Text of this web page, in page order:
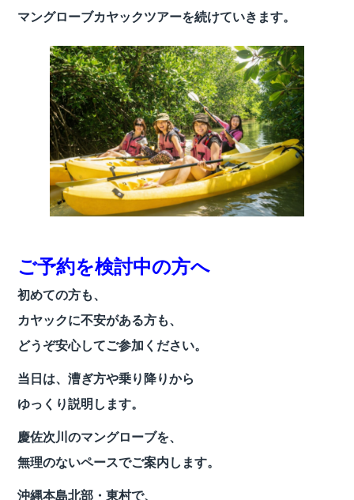
マングローブカヤックツアーを続けていきます。
ご予約を検討中の方へ
初めての方も、
カヤックに不安がある方も、
どうぞ安心してご参加ください。
当日は、漕ぎ方や乗り降りから
ゆっくり説明します。
慶佐次川のマングローブを、
無理のないペースでご案内します。
沖縄本島北部・東村で、